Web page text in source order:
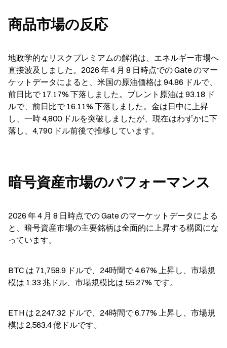
商品市場の反応
地政学的なリスクプレミアムの解消は、エネルギー市場へ
直接波及しました。2026 年 4 月 8 日時点での Gate のマー
ケットデータによると、米国の原油価格は 94.86 ドルで、
前日比で 17.17% 下落しました。ブレント原油は 93.18 ド
ルで、前日比で 16.11% 下落しました。金は日中に上昇
し、一時 4,800 ドルを突破しましたが、現在はわずかに下
落し、4,790 ドル前後で推移しています。
暗号資産市場のパフォーマンス
2026 年 4 月 8 日時点での Gate のマーケットデータによる
と、暗号資産市場の主要銘柄は全面的に上昇する構図にな
っています。
BTC は 71,758.9 ドルで、24時間で 4.67% 上昇し、市場規
模は 1.33 兆ドル、市場規模比は 55.27% です。
ETH は 2,247.32 ドルで、24時間で 6.77% 上昇し、市場規
模は 2,563.4 億ドルです。